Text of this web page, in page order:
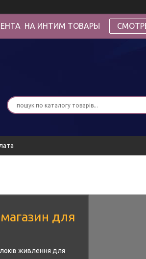
НА ИНТИМ ТОВАРЫ
для
живлення для